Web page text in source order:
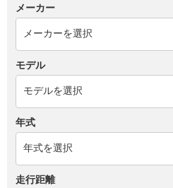
メーカー
モデル
年式
走行距離